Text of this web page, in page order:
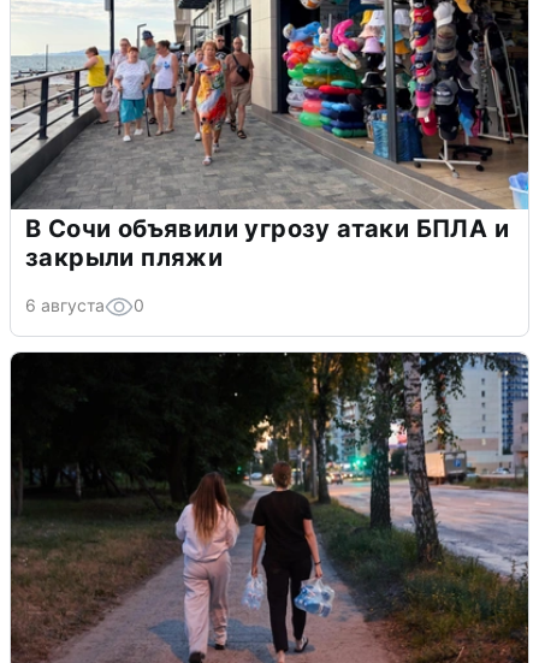
В Сочи объявили угрозу атаки БПЛА и
закрыли пляжи
6 августа 0